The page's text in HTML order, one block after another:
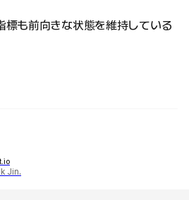
標も前向きな状態を維持している
Jin.